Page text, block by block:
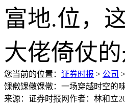
您当前的位置： 证券时报 > 公司 >
馃敒馃敒馃敒：一场穿越时空的
来源：证券时报网作者：林和立